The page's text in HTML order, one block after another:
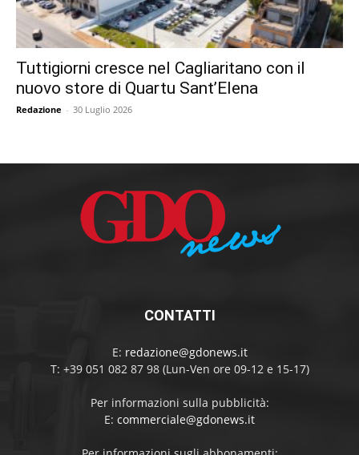
Tuttigiorni cresce nel Cagliaritano con il
nuovo store di Quartu Sant’Elena
Redazione - 30 Luglio 2026
CONTATTI
E: redazione@gdonews.it
T: +39 051 082 87 98 (Lun-Ven ore 09-12 e 15-17)
Per informazioni sulla pubblicità:
E: commerciale@gdonews.it